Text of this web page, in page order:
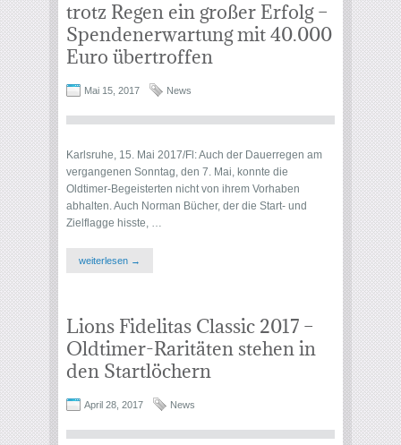
trotz Regen ein großer Erfolg –
Spendenerwartung mit 40.000
Euro übertroffen
Mai 15, 2017 News
Karlsruhe, 15. Mai 2017/Fl: Auch der Dauerregen am
vergangenen Sonntag, den 7. Mai, konnte die
Oldtimer-Begeisterten nicht von ihrem Vorhaben
abhalten. Auch Norman Bücher, der die Start- und
Zielflagge hisste, …
weiterlesen →
Lions Fidelitas Classic 2017 –
Oldtimer-Raritäten stehen in
den Startlöchern
April 28, 2017 News